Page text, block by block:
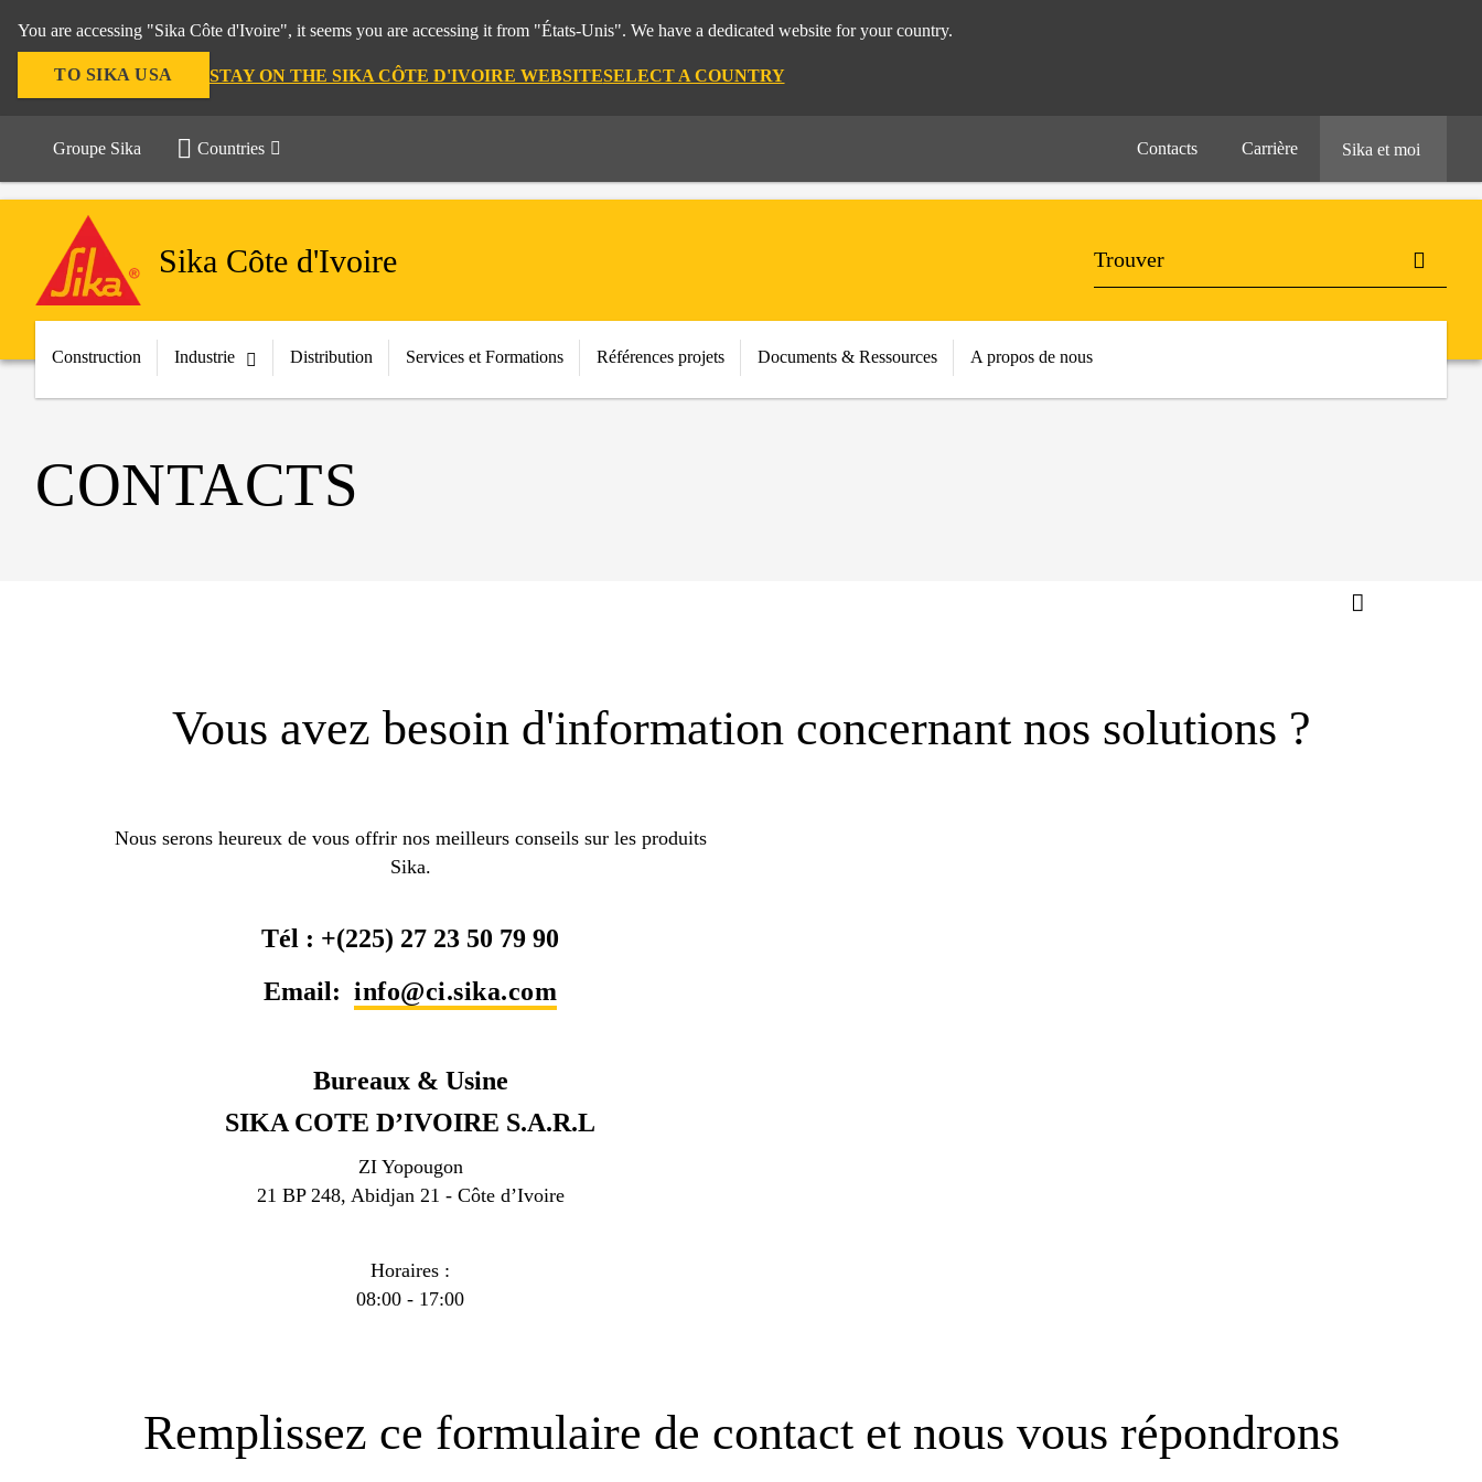
You are accessing "Sika Côte d'Ivoire", it seems you are accessing it from "États-Unis". We have a dedicated website for your country.
TO SIKA USA STAY ON THE SIKA CÔTE D'IVOIRE WEBSITESELECT A COUNTRY
Groupe Sika Countries Contacts Carrière Sika et moi
Sika Côte d'Ivoire
Construction Industrie Distribution Services et Formations Références projets Documents & Ressources A propos de nous
CONTACTS
Vous avez besoin d'information concernant nos solutions ?
Nous serons heureux de vous offrir nos meilleurs conseils sur les produits
Sika.
Tél : +(225) 27 23 50 79 90
Email: info@ci.sika.com
Bureaux & Usine
SIKA COTE D’IVOIRE S.A.R.L
ZI Yopougon
21 BP 248, Abidjan 21 - Côte d’Ivoire
Horaires :
08:00 - 17:00
Remplissez ce formulaire de contact et nous vous répondrons